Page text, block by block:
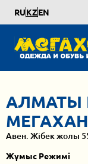
RUKZEN
АЛМАТЫ
Авен. Жібек жолы
Жұмыс Режимі